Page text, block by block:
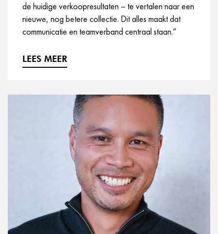
de huidige verkoopresultaten – te vertalen naar een
nieuwe, nog betere collectie. Dit alles maakt dat
communicatie en teamverband centraal staan.”
LEES MEER